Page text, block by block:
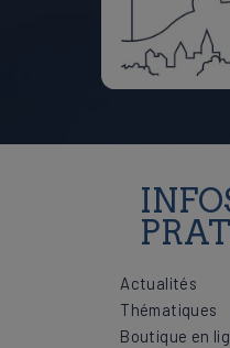
Actualités
Thématiques
Boutique en